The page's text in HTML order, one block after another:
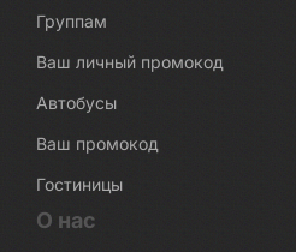
Группам
Ваш личный промокод
Автобусы
Ваш промокод
Гостиницы
О нас